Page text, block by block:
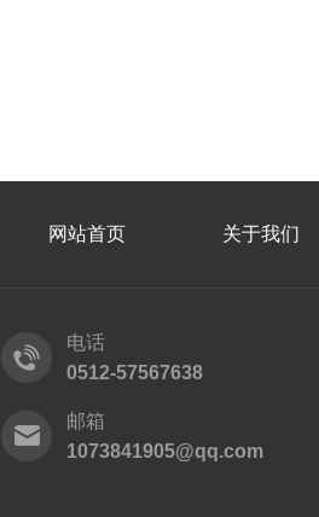
网站首页 关于我们
电话
0512-57567638
邮箱
1073841905@qq.com